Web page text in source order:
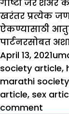
गोष्टी जर शेअर
खरंतर प्रत्येक
ऐकण्यासाठी
पार्टनरसोबत
Posted
on
April 13, 2021
society article,
marathi
article, sex
comment